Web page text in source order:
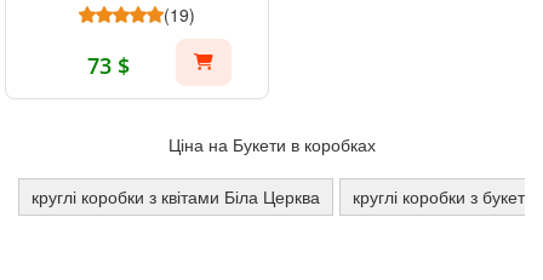
(19)
73 $
Ціна на Букети в коробках
круглі коробки з квітами Біла Церква круглі коробки з